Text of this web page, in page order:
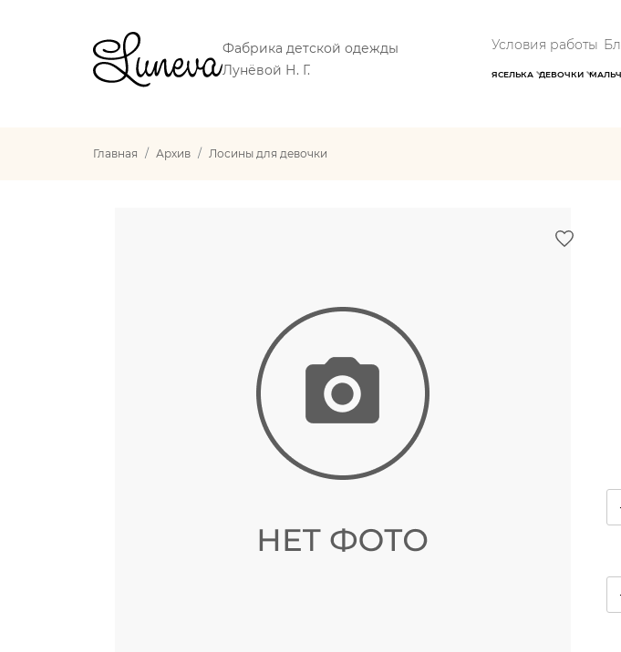
Фабрика детской одежды
Лунёвой Н. Г.
Условия работы
ЯСЕЛЬКА ДЕВОЧКИ
Главная Архив Лосины для девочки